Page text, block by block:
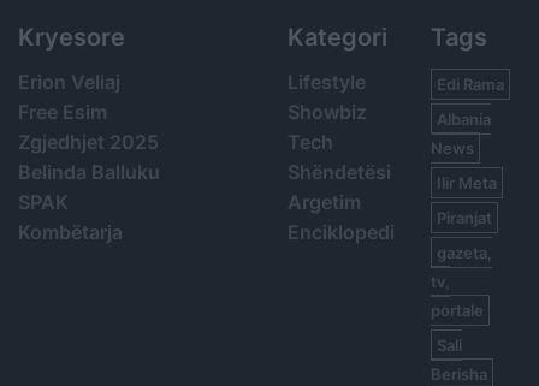
Kryesore
Erion Veliaj
Free Esim
Zgjedhjet 2025
Belinda Balluku
SPAK
Kombëtarja
Kategori
Lifestyle
Showbiz
Tech
Shëndetësi
Argetim
Enciklopedi
Tags
Edi Rama
Albania
News
Ilir Meta
Piranjat
gazeta,
tv,
portale
Sali
Berisha